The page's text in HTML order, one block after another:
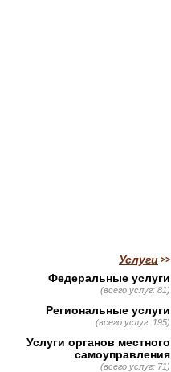
Услуги
Федеральные услуги
(всего услуг: 81)
Региональные услуги
(всего услуг: 195)
Услуги органов местного
самоуправления
(всего услуг: 71)